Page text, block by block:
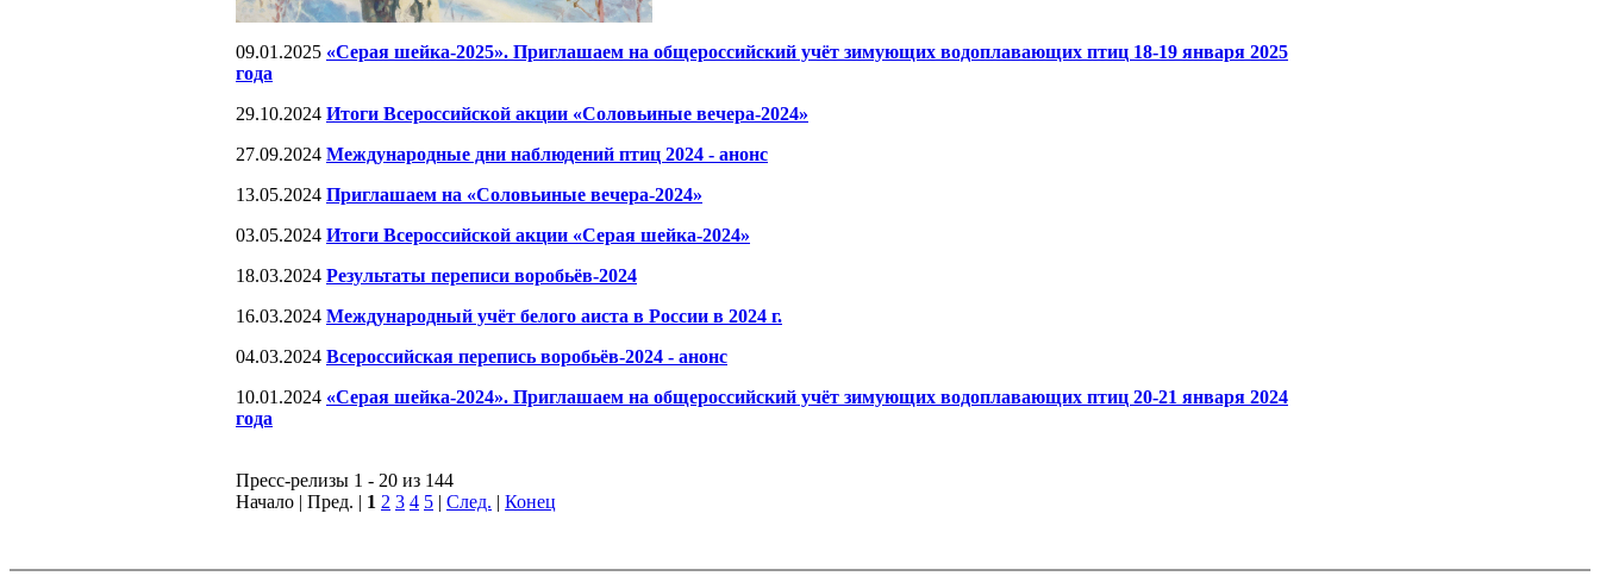
09.01.2025 «Серая шейка-2025». Приглашаем на общероссийский учёт зимующих водоплавающих птиц 18-19 января 2025
года
29.10.2024 Итоги Всероссийской акции «Соловьиные вечера-2024»
27.09.2024 Международные дни наблюдений птиц 2024 - анонс
13.05.2024 Приглашаем на «Соловьиные вечера-2024»
03.05.2024 Итоги Всероссийской акции «Серая шейка-2024»
18.03.2024 Результаты переписи воробьёв-2024
16.03.2024 Международный учёт белого аиста в России в 2024 г.
04.03.2024 Всероссийская перепись воробьёв-2024 - анонс
10.01.2024 «Серая шейка-2024». Приглашаем на общероссийский учёт зимующих водоплавающих птиц 20-21 января 2024
года
Пресс-релизы 1 - 20 из 144
Начало | Пред. | 1 2 3 4 5 | След. | Конец